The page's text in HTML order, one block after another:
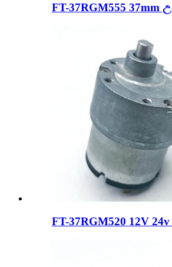
FT-37RGM555 37mm
FT-37RGM520 12V